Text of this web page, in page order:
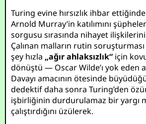
Turing evine hırsızlık ihbar
Arnold Murray’in katılımını
sorgusu sırasında nihayet
Çalınan malların rutin
şey hızla „ağır ahlaksızlık“ için
dönüştü — Oscar Wilde’ı yok eden
Davayı amacının ötesinde
dedektif daha sonra Turing’den
işbirliğinin durdurulamaz bir yargı
çalıştırdığını üzülerek.